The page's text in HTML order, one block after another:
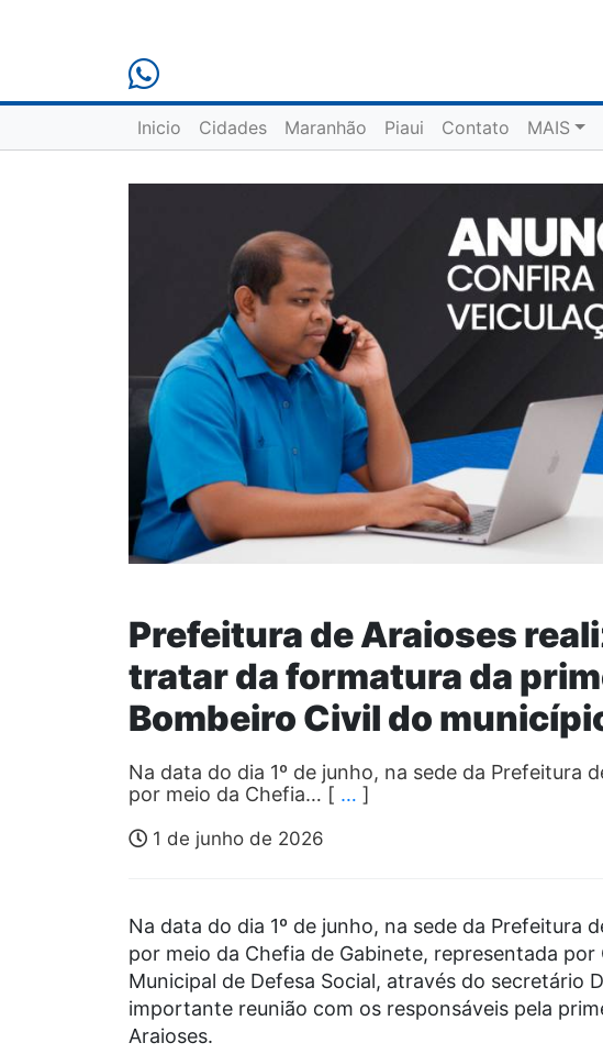
Inicio Cidades Maranhão Piaui Contato MAIS
Prefeitura de Araioses
tratar da formatura da
Bombeiro Civil do
Na data do dia 1º de junho, na sede da Prefeitura
por meio da Chefia… [ … ]
1 de junho de 2026
Na data do dia 1º de junho, na sede da Prefeitura
por meio da Chefia de Gabinete, representada por
Municipal de Defesa Social, através do secretário
importante reunião com os responsáveis pela
Araioses.